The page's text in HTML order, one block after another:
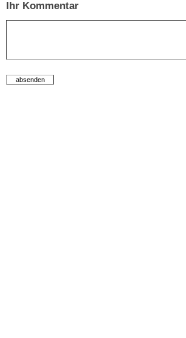
Ihr Kommentar